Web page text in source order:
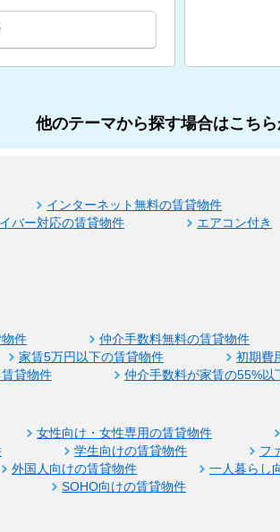
他のテーマから探す場合はこちら
インターネット無料の賃貸物件
バー対応の賃貸物件 エアコン付き
件 仲介手数料無料の賃貸物件
家賃5万円以下の賃貸物件 初期費
貸物件
仲介手数料が家賃の55%以
女性向け・女性専用の賃貸物件
学生向けの賃貸物件 フ
外国人向けの賃貸物件
一人暮らし
SOHO向けの賃貸物件